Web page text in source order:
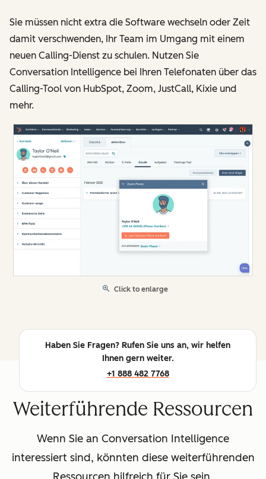
Sie müssen nicht extra die Software wechseln oder Zeit
damit verschwenden, Ihr Team im Umgang mit einem
neuen Calling-Dienst zu schulen. Nutzen Sie
Conversation Intelligence bei Ihren Telefonaten über das
Calling-Tool von HubSpot, Zoom, JustCall, Kixie und
mehr.
Click to enlarge
Haben Sie Fragen? Rufen Sie uns an, wir helfen
Ihnen gern weiter.
+1 888 482 7768
Weiterführende Ressourcen
Wenn Sie an Conversation Intelligence
interessiert sind, könnten diese weiterführenden